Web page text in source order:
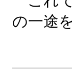
の一途